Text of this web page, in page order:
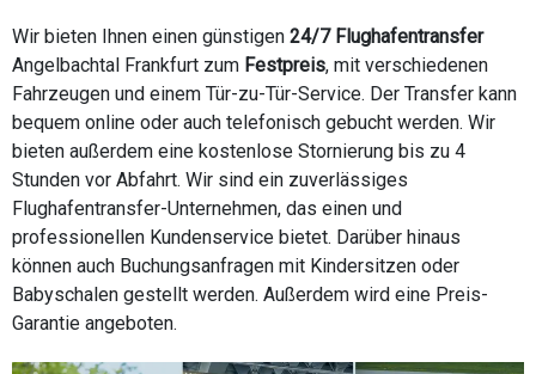
Wir bieten Ihnen einen günstigen 24/7 Flughafentransfer
Angelbachtal Frankfurt zum Festpreis, mit verschiedenen
Fahrzeugen und einem Tür-zu-Tür-Service. Der Transfer kann
bequem online oder auch telefonisch gebucht werden. Wir
bieten außerdem eine kostenlose Stornierung bis zu 4
Stunden vor Abfahrt. Wir sind ein zuverlässiges
Flughafentransfer-Unternehmen, das einen und
professionellen Kundenservice bietet. Darüber hinaus
können auch Buchungsanfragen mit Kindersitzen oder
Babyschalen gestellt werden. Außerdem wird eine Preis-
Garantie angeboten.